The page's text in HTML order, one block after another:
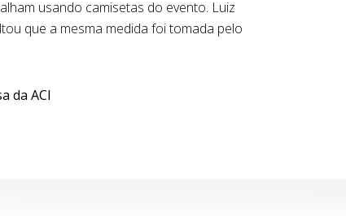
usando camisetas do evento. Luiz
que a mesma medida foi tomada pelo
da ACI